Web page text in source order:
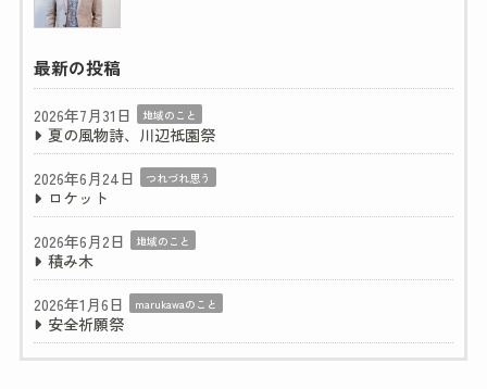
最新の投稿
2026年7月31日 地域のこと
夏の風物詩、川辺祇園祭
2026年6月24日
つれづれ思う
ロケット
2026年6月2日
地域のこと
積み木
2026年1月6日
marukawaのこと
安全祈願祭